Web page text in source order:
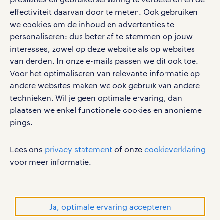
effectiviteit daarvan door te meten. Ook gebruiken
we cookies om de inhoud en advertenties te
personaliseren: dus beter af te stemmen op jouw
interesses, zowel op deze website als op websites
van derden. In onze e-mails passen we dit ook toe.
Voor het optimaliseren van relevante informatie op
andere websites maken we ook gebruik van andere
technieken. Wil je geen optimale ervaring, dan
plaatsen we enkel functionele cookies en anonieme
pings.
Lees ons privacy statement of onze cookieverklaring
voor meer informatie.
Ja, optimale ervaring accepteren
bruto-netto calculator
apple app store
google play store
social media
Volg ons voor de leukste content omtrent
vacatures, solliciteren en inspiratie.
werken bij randstad